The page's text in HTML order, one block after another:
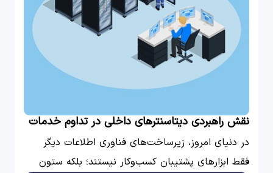
نقش راهبردی دیتاسنترهای داخلی در تداوم خدمات
حیاتی در شرایط بحرانی
در دنیای امروز، زیرساخت‌های فناوری اطلاعات دیگر
فقط ابزارهای پشتیبان کسب‌وکار نیستند؛ بلکه ستون